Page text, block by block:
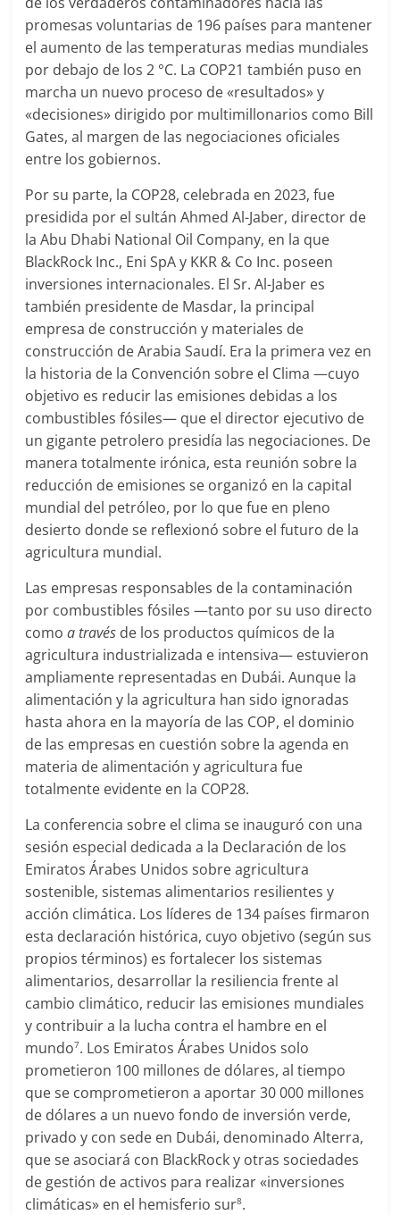
promesas voluntarias de 196 países para mantener
el aumento de las temperaturas medias mundiales
por debajo de los 2 °C. La COP21 también puso en
marcha un nuevo proceso de «resultados» y
«decisiones» dirigido por multimillonarios como Bill
Gates, al margen de las negociaciones oficiales
entre los gobiernos.
Por su parte, la COP28, celebrada en 2023, fue
presidida por el sultán Ahmed Al-Jaber, director de
la Abu Dhabi National Oil Company, en la que
BlackRock Inc., Eni SpA y KKR & Co Inc. poseen
inversiones internacionales. El Sr. Al-Jaber es
también presidente de Masdar, la principal
empresa de construcción y materiales de
construcción de Arabia Saudí. Era la primera vez en
la historia de la Convención sobre el Clima —cuyo
objetivo es reducir las emisiones debidas a los
combustibles fósiles— que el director ejecutivo de
un gigante petrolero presidía las negociaciones. De
manera totalmente irónica, esta reunión sobre la
reducción de emisiones se organizó en la capital
mundial del petróleo, por lo que fue en pleno
desierto donde se reflexionó sobre el futuro de la
agricultura mundial.
Las empresas responsables de la contaminación
por combustibles fósiles —tanto por su uso directo
comoa través de los productos químicos de la
agricultura industrializada e intensiva— estuvieron
ampliamente representadas en Dubái. Aunque la
alimentación y la agricultura han sido ignoradas
hasta ahora en la mayoría de las COP, el dominio
de las empresas en cuestión sobre la agenda en
materia de alimentación y agricultura fue
totalmente evidente en la COP28.
La conferencia sobre el clima se inauguró con una
sesión especial dedicada a la Declaración de los
Emiratos Árabes Unidos sobre agricultura
sostenible, sistemas alimentarios resilientes y
acción climática. Los líderes de 134 países firmaron
esta declaración histórica, cuyo objetivo (según sus
propios términos) es fortalecer los sistemas
alimentarios, desarrollar la resiliencia frente al
cambio climático, reducir las emisiones mundiales
y contribuir a la lucha contra el hambre en el
mundo7. Los Emiratos Árabes Unidos solo
prometieron 100 millones de dólares, al tiempo
que se comprometieron a aportar 30 000 millones
de dólares a un nuevo fondo de inversión verde,
privado y con sede en Dubái, denominado Alterra,
que se asociará con BlackRock y otras sociedades
de gestión de activos para realizar «inversiones
climáticas» en el hemisferio sur8.